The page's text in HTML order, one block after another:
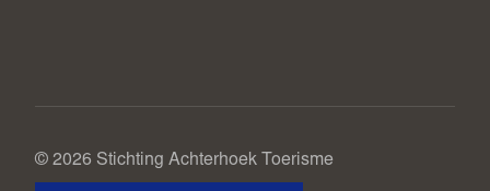
© 2026 Stichting Achterhoek Toerisme